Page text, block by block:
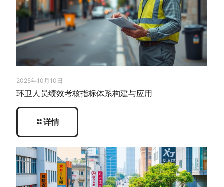
2025年10月10日
环卫人员绩效考核指标体系构建与应用
详情